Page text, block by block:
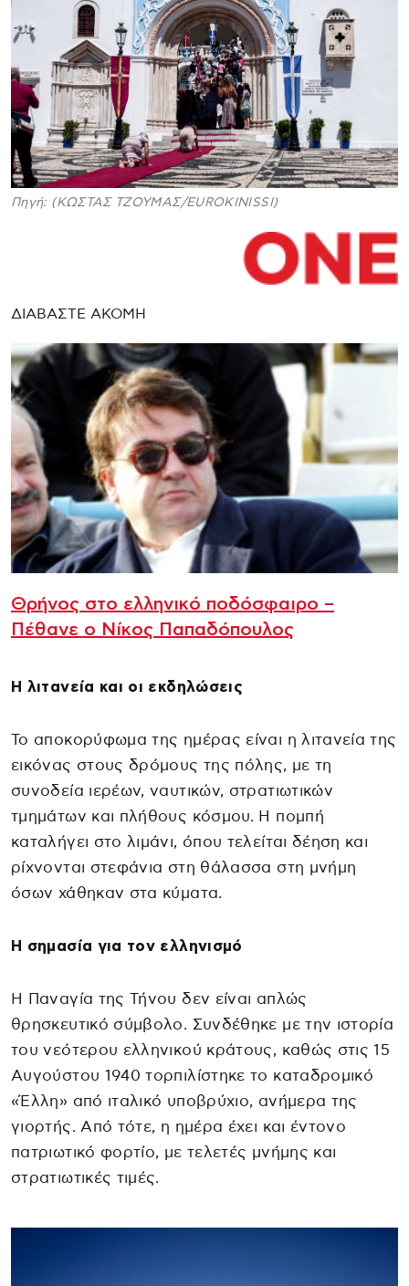
Πηγή: (ΚΩΣΤΑΣ ΤΖΟΥΜΑΣ/EUROKINISSI)
ΔΙΑΒΑΣΤΕ ΑΚΟΜΗ
Θρήνος στο ελληνικό ποδόσφαιρο –
Πέθανε ο Νίκος Παπαδόπουλος
Η λιτανεία και οι εκδηλώσεις
Το αποκορύφωμα της ημέρας είναι η λιτανεία της
εικόνας στους δρόμους της πόλης, με τη
συνοδεία ιερέων, ναυτικών, στρατιωτικών
τμημάτων και πλήθους κόσμου. Η πομπή
καταλήγει στο λιμάνι, όπου τελείται δέηση και
ρίχνονται στεφάνια στη θάλασσα στη μνήμη
όσων χάθηκαν στα κύματα.
Η σημασία για τον ελληνισμό
Η Παναγία της Τήνου δεν είναι απλώς
θρησκευτικό σύμβολο. Συνδέθηκε με την ιστορία
του νεότερου ελληνικού κράτους, καθώς στις 15
Αυγούστου 1940 τορπιλίστηκε το καταδρομικό
«Έλλη» από ιταλικό υποβρύχιο, ανήμερα της
γιορτής. Από τότε, η ημέρα έχει και έντονο
πατριωτικό φορτίο, με τελετές μνήμης και
στρατιωτικές τιμές.